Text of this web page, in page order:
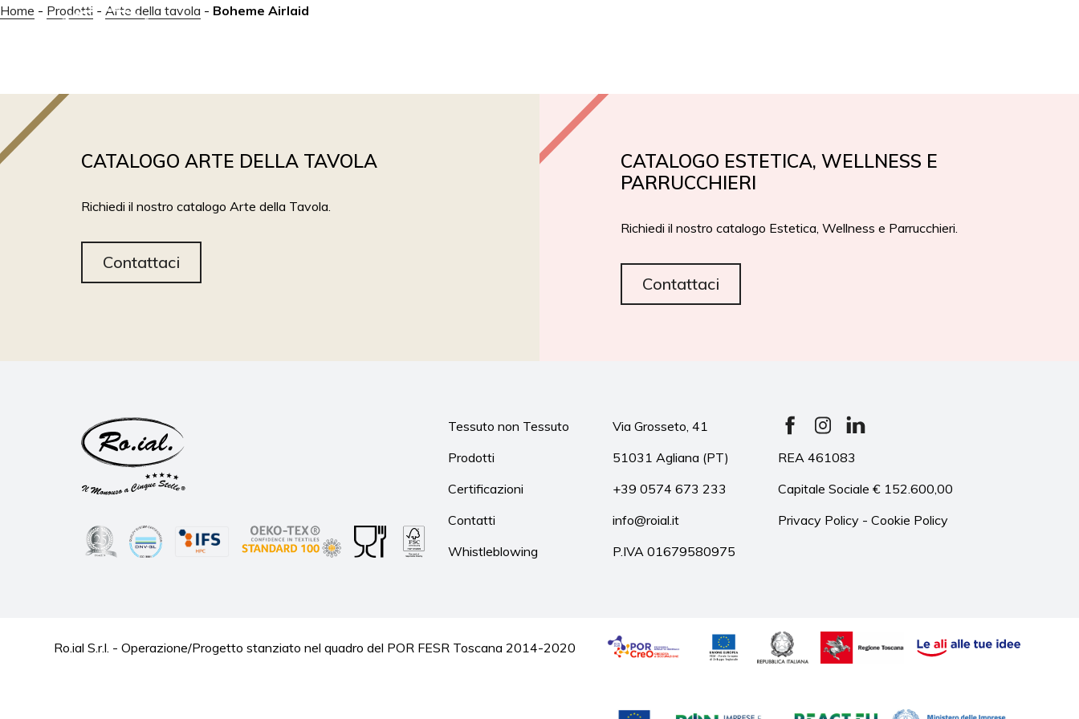
Home - Prodotti - Arte della tavola - Boheme Airlaid
CATALOGO ARTE DELLA TAVOLA
Richiedi il nostro catalogo Arte della Tavola.
Contattaci
CATALOGO ESTETICA, WELLNESS E
PARRUCCHIERI
Richiedi il nostro catalogo Estetica, Wellness e Parrucchieri.
Contattaci
Via Grosseto, 41
51031 Agliana (PT)
+39 0574 673 233
info@roial.it
P.IVA 01679580975
REA 461083
Capitale Sociale € 152.600,00
Privacy Policy - Cookie Policy
Tessuto non Tessuto
Prodotti
Certificazioni
Contatti
Whistleblowing
Ro.ial S.r.l. - Operazione/Progetto stanziato nel quadro del POR FESR Toscana 2014-2020